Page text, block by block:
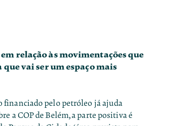
relação às movimentações que
vai ser um espaço mais
financiado pelo petróleo já ajuda
a COP de Belém, a parte positiva é